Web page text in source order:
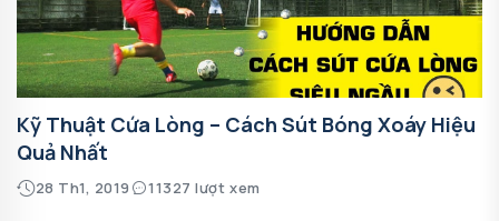
Kỹ Thuật Cứa Lòng – Cách Sút Bóng Xoáy Hiệu
Quả Nhất
28 Th1, 2019 11327 lượt xem